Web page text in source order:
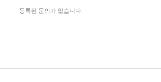
등록된 문의가 없습니다.